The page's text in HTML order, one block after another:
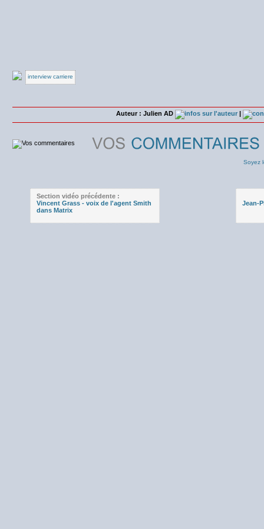
interview carriere
Auteur : Julien AD
Soyez
Section vidéo précédente :
Vincent Grass - voix de l'agent Smith
dans Matrix
Jean-